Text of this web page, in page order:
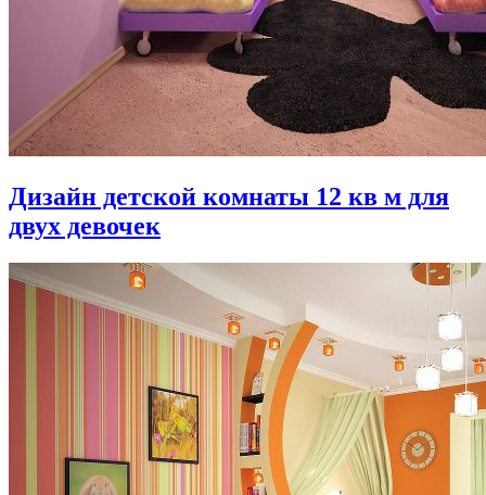
Дизайн детской комнаты 12 кв м для
двух девочек